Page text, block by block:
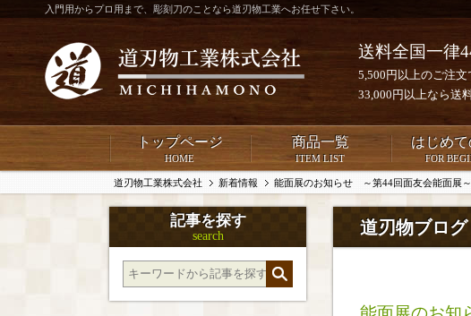
入門用からプロ用まで、彫刻刀のことなら道刃物工業へお任せ下さい。
送料全国一律
5,500円以上のご注文
33,000円以上なら送
トップページ
HOME
商品一覧
ITEM LIST
はじめ
FOR
道刃物工業株式会社 新着情報 能面展のお知らせ ～第44回面友会能面展～
道刃物ブログ
記事を探す
search